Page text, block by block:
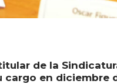
de la
cargo en diciembre